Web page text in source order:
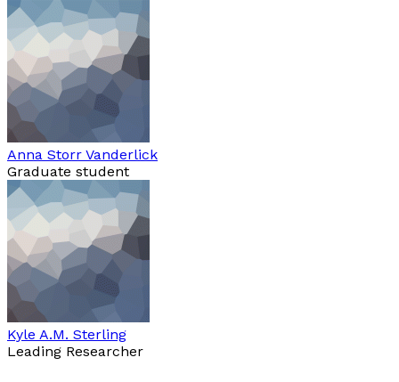
Anna Storr Vanderlick
Graduate student
Kyle A.M. Sterling
Leading Researcher